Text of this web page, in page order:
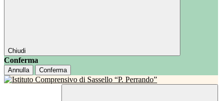
Chiudi
Conferma
Annulla Conferma